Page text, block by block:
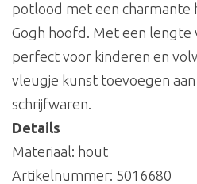
potlood met een charmante
Gogh hoofd. Met een lengte
perfect voor kinderen en
vleugje kunst toevoegen
schrijfwaren.
Details
Materiaal: hout
Artikelnummer: 5016680